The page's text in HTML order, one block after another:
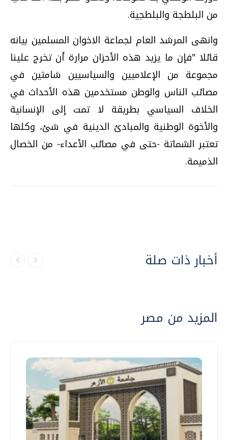
من البلطجة والبلطجية.
وانهى المرشد العام لجماعة الاخوان المسلمين بيانه
قائلا "فإن ما يزيد هذه الأحزان مرارة أن تخرج علينا
مجموعة من الإعلاميين والسياسيين شامتين في
مصائب الناس والوطن مستخدمين هذه الأحداث في
الخلاف السياسي بطريقة لا تمت إلى الإنسانية
والأخوة الوطنية والمبادئ الدينية في شئ، وكلها
تعتبر الشماتة -حتى في مصائب الأعداء- من الخصال
الذميمة.
أخبار ذات صلة
المزيد من مصر